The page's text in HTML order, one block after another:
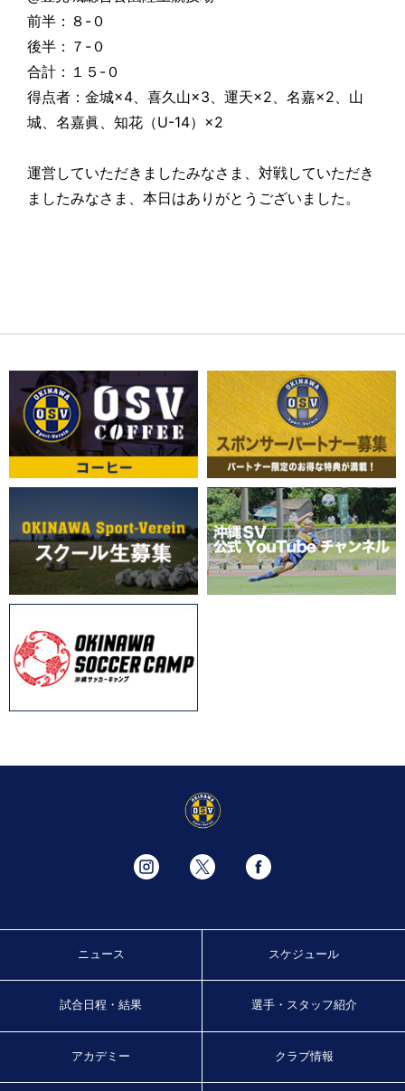
前半：８-０
後半：７-０
合計：１５-０
得点者：金城×4、喜久山×3、運天×2、名嘉×2、山
城、名嘉眞、知花（U-14）×2
運営していただきましたみなさま、対戦していただき
ましたみなさま、本日はありがとうございました。
ニュース スケジュール
試合日程・結果 選手・スタッフ紹介
アカデミー クラブ情報